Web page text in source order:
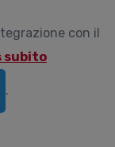
con il
subito
.